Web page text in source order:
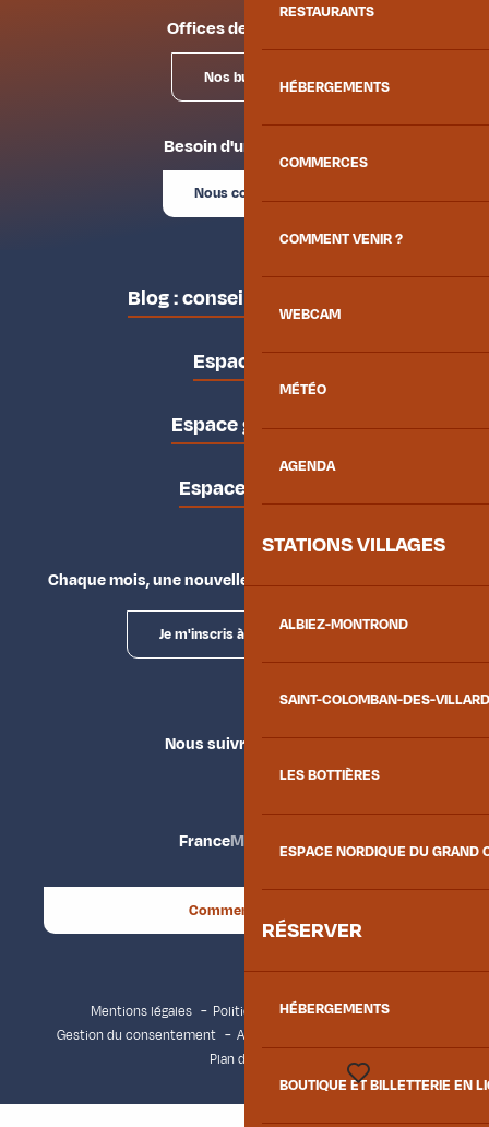
RESTAURANTS
HÉBERGEMENTS
COMMERCES
COMMENT VENIR ?
WEBCAM
MÉTÉO
AGENDA
STATIONS VILLAGES
ALBIEZ-MONTROND
SAINT-COLOMBAN-DES-
LES BOTTIÈRES
ESPACE NORDIQUE DU GRAND
RÉSERVER
HÉBERGEMENTS
BOUTIQUE ET BILLETTERIE EN
Offices de tourisme
Nos bureaux
Besoin d'un conseil ?
Nous contacter
Blog : conseils des locaux
Espace pro
Espace groupes
Espace presse
Chaque mois, une nouvelle façon d'explorer la vallée.
Je m'inscris à la newsletter
Nous suivre
FranceMaurienne
Comment venir ?
Mentions légales
Politique de confidentialité
Gestion du consentement
Accessibilité : non conforme
Plan du site